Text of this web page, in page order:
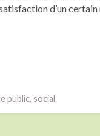
d’un
public, social